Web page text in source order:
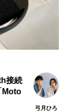
接続
Moto
弓月ひろ